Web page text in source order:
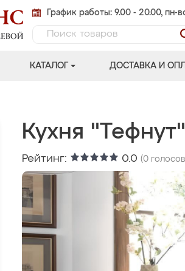
График работы: 9.00 - 20.00, пн-
КАТАЛОГ ДОСТАВКА И
Кухня "Тефнут"
Рейтинг: 0.0 (0